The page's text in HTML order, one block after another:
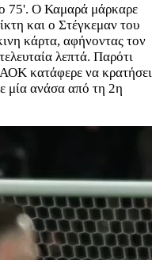
75'. Ο Καμαρά μάρκαρε
και ο Στέγκεμαν του
κάρτα, αφήνοντας τον
λεπτά. Παρότι
κατάφερε να κρατήσει
μία ανάσα από τη 2η